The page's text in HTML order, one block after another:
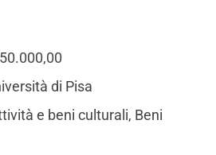
di Pisa
e beni culturali, Beni